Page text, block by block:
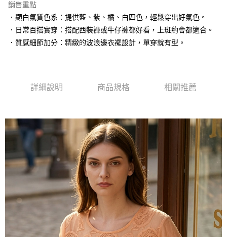
匯豐（台灣）商業銀行
聯邦商業銀行
遠東國際商業銀行
元大商業銀行
永豐商業銀行
台新國際商業銀行
中國信託商業銀行
臺灣中小企業銀行
匯豐（台灣）商業銀行
華泰商業銀行
聯邦商業銀行
遠東國際商業銀行
元大商業銀行
永豐商業銀行
Apple Pay
街口支付
悠遊付
【大哥付你分期使用說明】
成交易。
3.實際核准額度、可分期數及費用金額請依後續交易確認頁面所載為準。
4.訂單成立30分鐘內，如未前往確認交易或遇審核未通過，訂單將自動取
消。如遇「轉專審核」未通過狀況，表示未達大哥付你分期系統評分，恕無
法說明評估內容。
【繳款方式說明】
1.分期款項不併入電信帳單，「大哥付你分期」於每月結算日後寄送繳費提
2.透過簡訊連結打開帳單後，可選擇「超商條碼／台灣大直營門市／銀行轉
帳／街口支付／iPASS MONEY」等通路繳費。
1.本服務係由「台灣大哥大股份有限公司」（以下簡稱本公司）所提供，讓
貨到付款
運送方式
全家取貨付款
每筆NT$100，滿NT$1,200(含以上)免運費
付款後全家取貨
每筆NT$100，滿NT$999(含以上)免運費
7-11取貨付款
每筆NT$100，滿NT$1,200(含以上)免運費
付款後7-11取貨
銷售重點
．顯白氣質色系：提供藍、紫、橘、白四色，輕鬆穿出好氣色。
．日常百搭實穿：搭配西裝褲或牛仔褲都好看，上班約會都適合。
．質感細節加分：精緻的波浪邊衣襬設計，單穿就有型。
詳細說明 商品規格 相關推薦